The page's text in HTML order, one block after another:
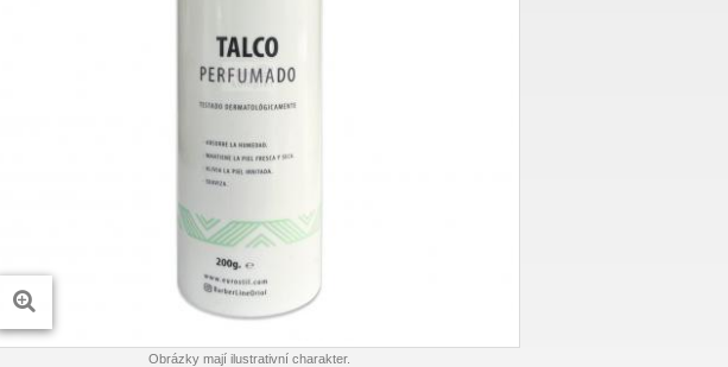
Obrázky mají ilustrativní charakter.